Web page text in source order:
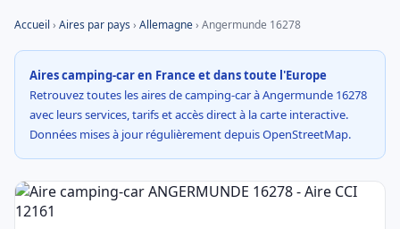
Accueil › Aires par pays› Allemagne› Angermunde 16278
Aires camping-car en France et dans toute l'Europe
Retrouvez toutes les aires de camping-car à Angermunde 16278
avec leurs services, tarifs et accès direct à la carte interactive.
Données mises à jour régulièrement depuis OpenStreetMap.